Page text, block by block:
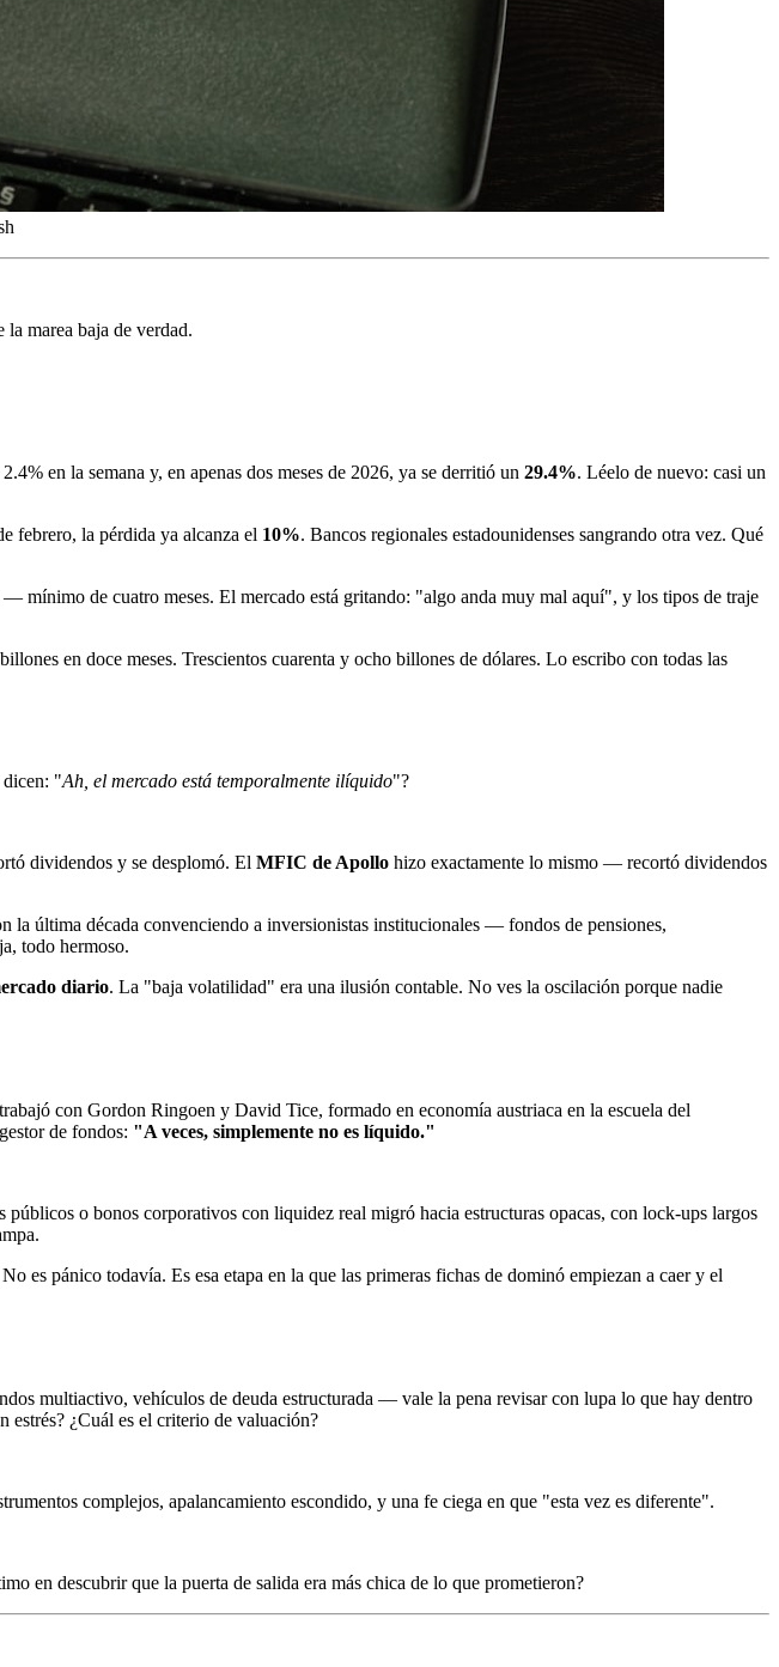
marea baja de verdad.
en la semana y, en apenas dos meses de 2026, ya se derritió un 29.4%. Léelo de nuevo: casi un
febrero, la pérdida ya alcanza el 10%. Bancos regionales estadounidenses sangrando otra vez. Qué
— mínimo de cuatro meses. El mercado está gritando: "algo anda muy mal aquí", y los tipos de traje
en doce meses. Trescientos cuarenta y ocho billones de dólares. Lo escribo con todas las
dicen: "Ah, el mercado está temporalmente ilíquido"?
dividendos y se desplomó. El MFIC de Apollo hizo exactamente lo mismo — recortó dividendos
la última década convenciendo a inversionistas institucionales — fondos de pensiones,
todo hermoso.
diario. La "baja volatilidad" era una ilusión contable. No ves la oscilación porque nadie
con Gordon Ringoen y David Tice, formado en economía austriaca en la escuela del
de fondos: "A veces, simplemente no es líquido."
o bonos corporativos con liquidez real migró hacia estructuras opacas, con lock-ups largos
No es pánico todavía. Es esa etapa en la que las primeras fichas de dominó empiezan a caer y el
multiactivo, vehículos de deuda estructurada — vale la pena revisar con lupa lo que hay dentro
estrés? ¿Cuál es el criterio de valuación?
complejos, apalancamiento escondido, y una fe ciega en que "esta vez es diferente".
en descubrir que la puerta de salida era más chica de lo que prometieron?